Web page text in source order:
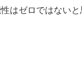
はゼロではないと